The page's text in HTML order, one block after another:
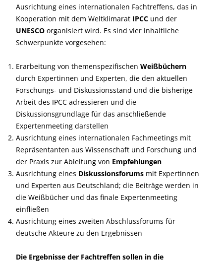
Ausrichtung eines internationalen Fachtreffens, das in
Kooperation mit dem Weltklimarat IPCC und der
UNESCO organisiert wird. Es sind vier inhaltliche
Schwerpunkte vorgesehen:
Erarbeitung von themenspezifischen Weißbüchern
durch Expertinnen und Experten, die den aktuellen
Forschungs- und Diskussionsstand und die bisherige
Arbeit des IPCC adressieren und die
Diskussionsgrundlage für das anschließende
Expertenmeeting darstellen
Ausrichtung eines internationalen Fachmeetings mit
Repräsentanten aus Wissenschaft und Forschung und
der Praxis zur Ableitung von Empfehlungen
Ausrichtung eines Diskussionsforums mit Expertinnen
und Experten aus Deutschland; die Beiträge werden in
die Weißbücher und das finale Expertenmeeting
einfließen
Ausrichtung eines zweiten Abschlussforums für
deutsche Akteure zu den Ergebnissen
Die Ergebnisse der Fachtreffen sollen in die